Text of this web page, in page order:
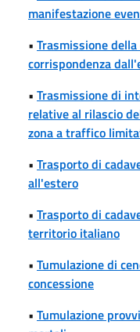
manifestazione
• Trasmissione
corrispondenza
• Trasmissione di
relative al rilascio
zona a traffico
• Trasporto di
all'estero
• Trasporto di
territorio italiano
• Tumulazione di
concessione
• Tumulazione